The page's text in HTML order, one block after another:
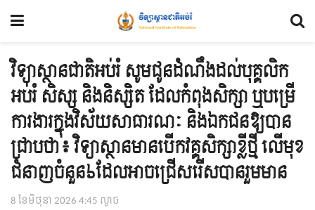
វិទ្យាស្ថានជាតិអប់រំ សូមជូនដំណឹងដល់បុគ្គលិក
អប់រំ សិស្ស និងនិស្សិត ដែលកំពុងសិក្សា ឬបម្រើ
ការងារក្នុងវិស័យសាធារណៈ និងឯកជនឱ្យបាន
ជ្រាបថា៖ វិទ្យាស្ថានមានបើកវគ្គសិក្សាខ្លីថ្មី លើមុខ
ជំនាញចំនួន៦ដែលអាចជ្រើសរើសបានរួមមាន
8 ខែ​មិថុនា 2026 4:45 ល្ងាច